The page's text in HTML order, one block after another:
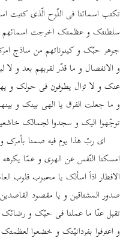
تکتب اسمائنا فی اللّوح الّذی کتبت
سلطنتک و عظمتک اخرجت
جوهر حبّک و کینوناتهم من ساذج
و الانفصال و ما قدّر لقربهم بعد و لا
عنک و لا تزال یطوفون فی حولک و
و ما جعلت الفرق یا الهی بینک و
توجّهوا الیک و سجدوا لجمالک
ای ربّ هذا یوم فیه صمنا بأمرک
امسکنا النّفس عن الهوی و عمّا
الافطار اذاً اسألک یا محبوب قلوب
صدور المشتاقین و یا مقصود
تقبل عنّا ما عملنا فی حبّک و رضائک
و اعترفوا بفردانیّتک و خضعوا